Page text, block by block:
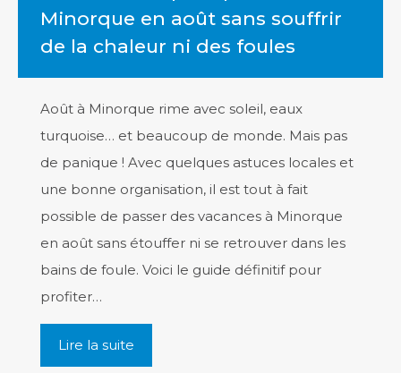
Minorque en août sans souffrir
de la chaleur ni des foules
Août à Minorque rime avec soleil, eaux
turquoise… et beaucoup de monde. Mais pas
de panique ! Avec quelques astuces locales et
une bonne organisation, il est tout à fait
possible de passer des vacances à Minorque
en août sans étouffer ni se retrouver dans les
bains de foule. Voici le guide définitif pour
profiter…
Lire la suite